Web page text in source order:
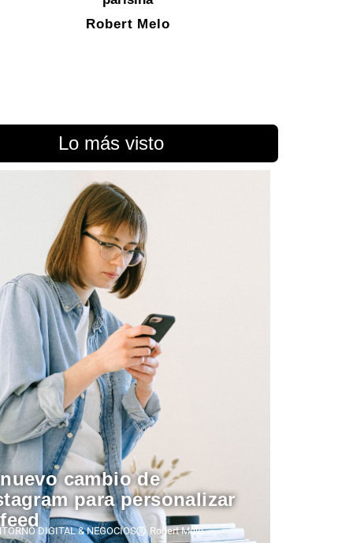
Robert Melo
Lo más visto
cambio de
para personalizar
DIGITAL & NEGOCIOS
Robert Melo